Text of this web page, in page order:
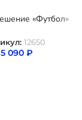
«Футбол»
12650
090 ₽